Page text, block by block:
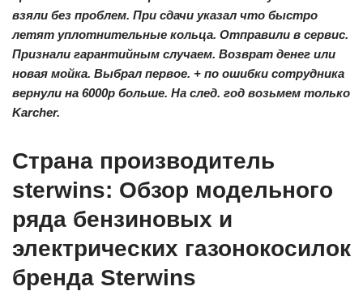
взяли без проблем. При сдачи указал что быстро
летят уплотнительные кольца. Отправили в сервис.
Признали гарантийным случаем. Возврат денег или
новая мойка. Выбрал первое. + по ошибки сотрудника
вернули на 6000р больше. На след. год возьмем только
Karcher.
Страна производитель
sterwins: Обзор модельного
ряда бензиновых и
электрических газонокосилок
бренда Sterwins